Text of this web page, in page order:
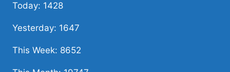
Today: 1428
Yesterday: 1647
This Week: 8652